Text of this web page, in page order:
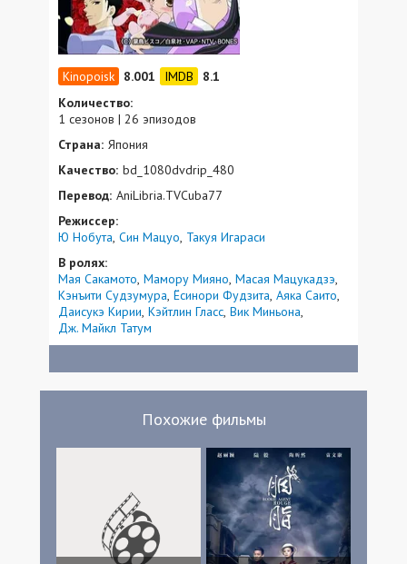
8.001
8.1
Количество:
1 сезонов | 26 эпизодов
Страна: Япония
Качество: bd_1080dvdrip_480
Перевод: AniLibria.TVCuba77
Режиссер:
Ю Нобута Син Мацуо Такуя Игараси
В ролях:
Мая Сакамото Мамору Мияно Масая Мацукадзэ
Кэнъити Судзумура Ёсинори Фудзита Аяка Саито
Даисукэ Кирии Кэйтлин Гласс Вик Миньона
Дж. Майкл Татум
Похожие фильмы